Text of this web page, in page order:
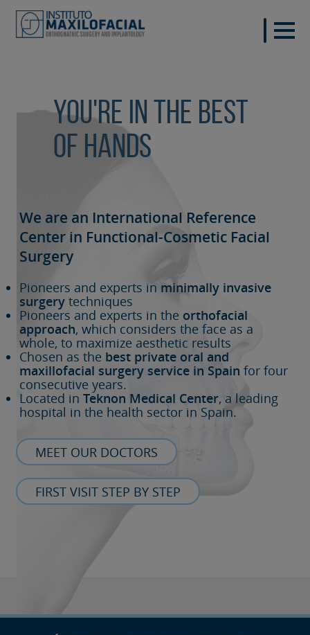
You're in the best
of hands
We are an International Reference
Center in Functional-Cosmetic Facial
Surgery
Pioneers and experts in minimally invasive
surgery techniques
Pioneers and experts in the orthofacial
approach, which considers the face as a
whole, to maximize aesthetic results
Chosen as the best private oral and
maxillofacial surgery service in Spain for four
consecutive years.
Located in Teknon Medical Center, a leading
hospital in the health sector in Spain.
MEET OUR DOCTORS
FIRST VISIT STEP BY STEP